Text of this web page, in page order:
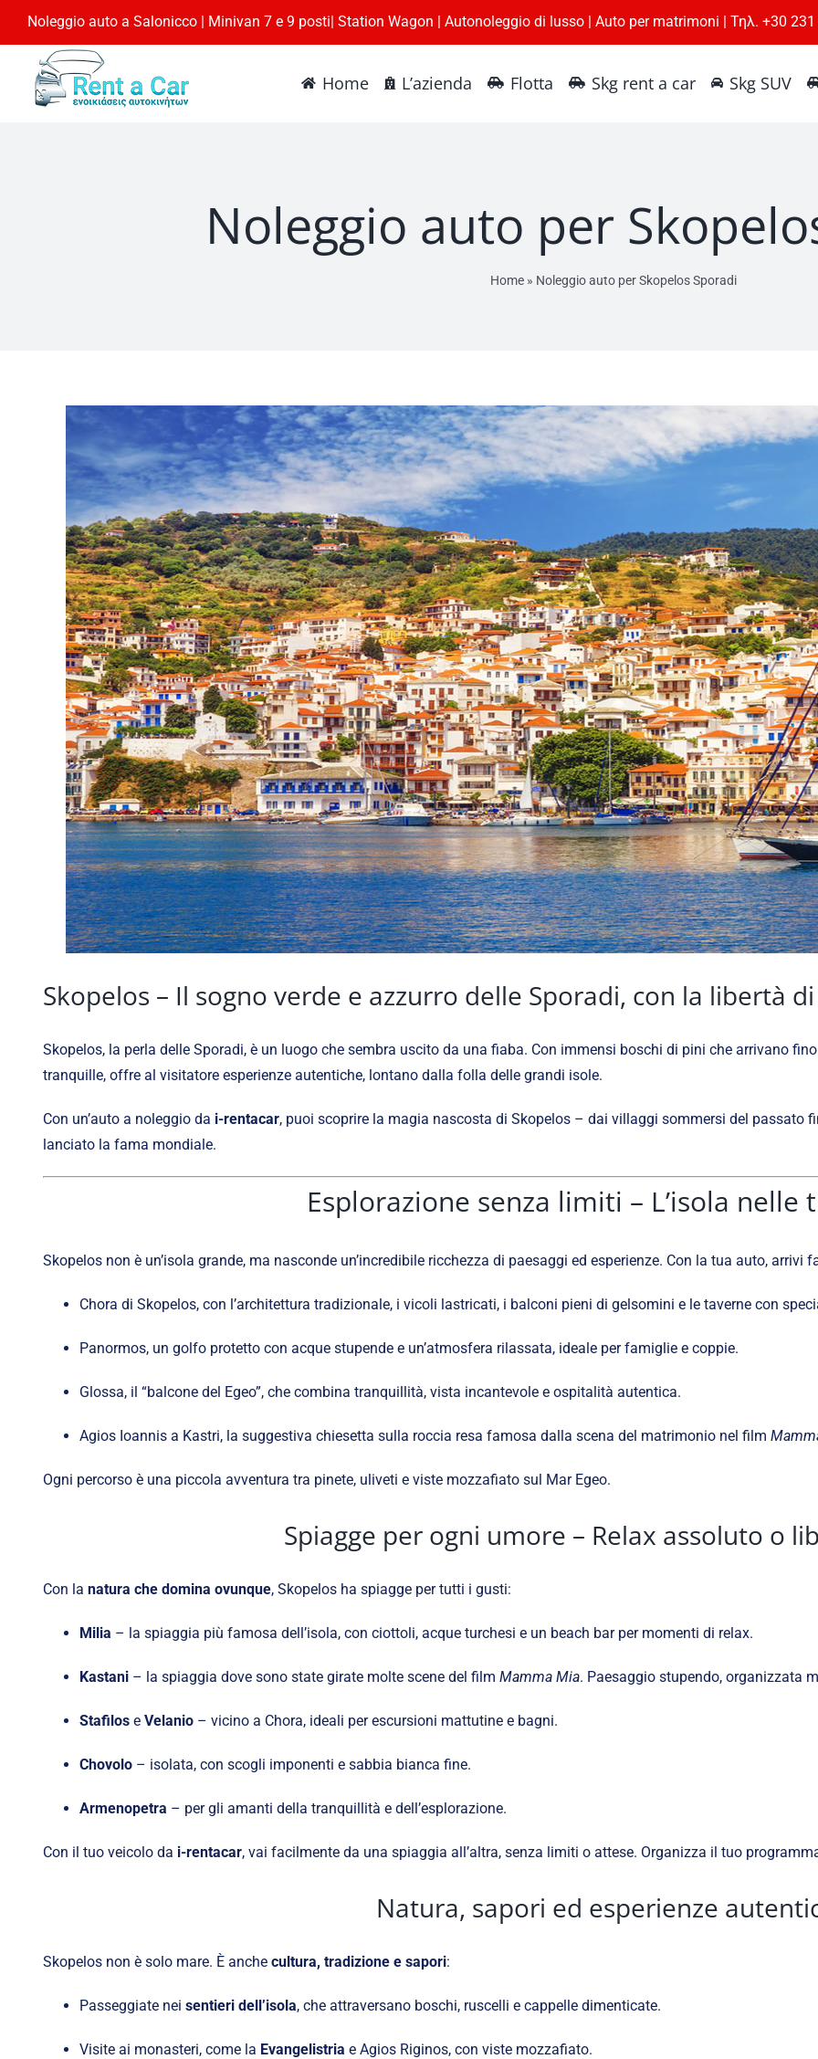
content
Noleggio auto a Salonicco | Minivan 7 e 9 posti| Station Wagon | Autonoleggio di lusso | Auto per matrimoni | Τηλ. +30
Home L’azienda Flotta Skg rent a car Skg SUV
Noleggio auto per
Home » Noleggio auto per Skopelos Sporadi
Skopelos – Il sogno verde e azzurro delle Sporadi, con la libertà
Skopelos, la perla delle Sporadi, è un luogo che sembra uscito da una fiaba. Con immensi boschi di pini che arrivano
tranquille, offre al visitatore esperienze autentiche, lontano dalla folla delle grandi isole.
Con un’auto a noleggio da i-rentacar, puoi scoprire la magia nascosta di Skopelos – dai villaggi sommersi del passato
lanciato la fama mondiale.
Esplorazione senza limiti – L’isola nelle
Skopelos non è un’isola grande, ma nasconde un’incredibile ricchezza di paesaggi ed esperienze. Con la tua auto, arrivi
Chora di Skopelos, con l’architettura tradizionale, i vicoli lastricati, i balconi pieni di gelsomini e le taverne con
Panormos, un golfo protetto con acque stupende e un’atmosfera rilassata, ideale per famiglie e coppie.
Glossa, il “balcone del Egeo”, che combina tranquillità, vista incantevole e ospitalità autentica.
Agios Ioannis a Kastri, la suggestiva chiesetta sulla roccia resa famosa dalla scena del matrimonio nel film
Ogni percorso è una piccola avventura tra pinete, uliveti e viste mozzafiato sul Mar Egeo.
Spiagge per ogni umore – Relax assoluto o
Con la natura che domina ovunque, Skopelos ha spiagge per tutti i gusti:
Milia – la spiaggia più famosa dell’isola, con ciottoli, acque turchesi e un beach bar per momenti di relax.
Kastani– la spiaggia dove sono state girate molte scene del film Mamma Mia. Paesaggio stupendo, organizzata
Stafilose Velanio– vicino a Chora, ideali per escursioni mattutine e bagni.
Chovolo– isolata, con scogli imponenti e sabbia bianca fine.
Armenopetra – per gli amanti della tranquillità e dell’esplorazione.
Con il tuo veicolo da i-rentacar, vai facilmente da una spiaggia all’altra, senza limiti o attese. Organizza il tuo
Natura, sapori ed esperienze
Skopelos non è solo mare. È anche cultura, tradizione e sapori:
Passeggiate nei sentieri dell’isola, che attraversano boschi, ruscelli e cappelle dimenticate.
Visite ai monasteri, come la Evangelistria e Agios Riginos, con viste mozzafiato.